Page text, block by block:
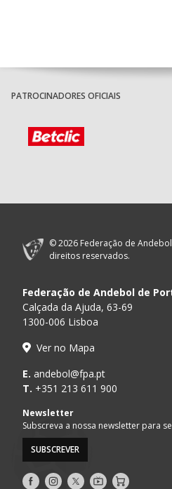
PATROCINADORES OFICIAIS
© 2026 Federação de
direitos reservados.
Federação de Andebol de
Calçada da Ajuda, 63-69
1300-006 Lisboa
Ver no Mapa
E. andebol@fpa.pt
T. +351 213 611 900
Newsletter
Subscreva a nossa newsletter para
SUBSCREVER
Siga- Siga- Siga- AndebolTV
Loja